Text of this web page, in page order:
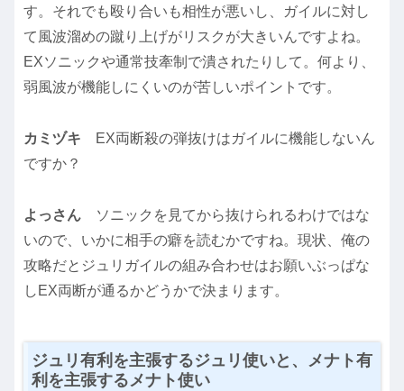
す。それでも殴り合いも相性が悪いし、ガイルに対し
て風波溜めの蹴り上げがリスクが大きいんですよね。
EXソニックや通常技牽制で潰されたりして。何より、
弱風波が機能しにくいのが苦しいポイントです。
カミヅキ EX両断殺の弾抜けはガイルに機能しないん
ですか？
よっさん ソニックを見てから抜けられるわけではな
いので、いかに相手の癖を読むかですね。現状、俺の
攻略だとジュリガイルの組み合わせはお願いぶっぱな
しEX両断が通るかどうかで決まります。
ジュリ有利を主張するジュリ使いと、メナト有
利を主張するメナト使い